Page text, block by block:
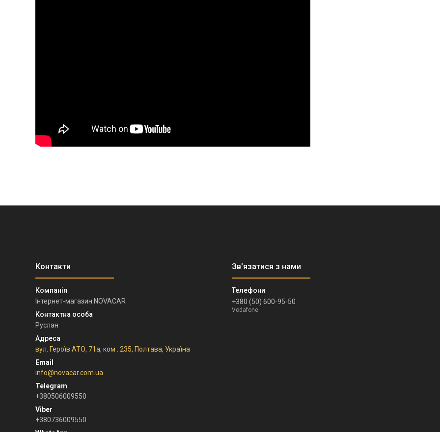
Інтернет-магазин NOVACAR
Руслан
вул. Героїв АТО, 71а, ком . 235, Полтава, Україна
info@novacar.com.ua
+380506009550
+380736009550
+380 (50) 600-95-50
Vodafone